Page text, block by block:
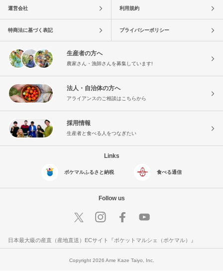
運営会社 利用規約
特商法に基づく表記 プライバシーポリシー
生産者の方へ
農家さん・漁師さんを募集しています!
法人・自治体の方へ
アライアンスのご相談はこちらから
採用情報
生産者と食べる人をつなぎたい
Links
ポケマルふるさと納税 食べる通信
Follow us
日本最大級の産直（産地直送）ECサイト『ポケットマルシェ（ポケマル）』
Copyright 2026 Ame Kaze Taiyo, Inc.